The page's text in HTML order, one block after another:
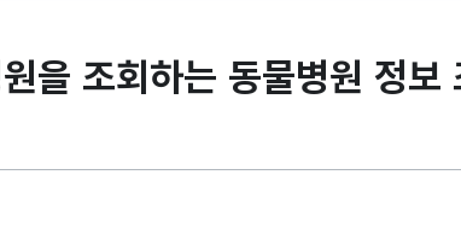
을 조회하는 동물병원 정보